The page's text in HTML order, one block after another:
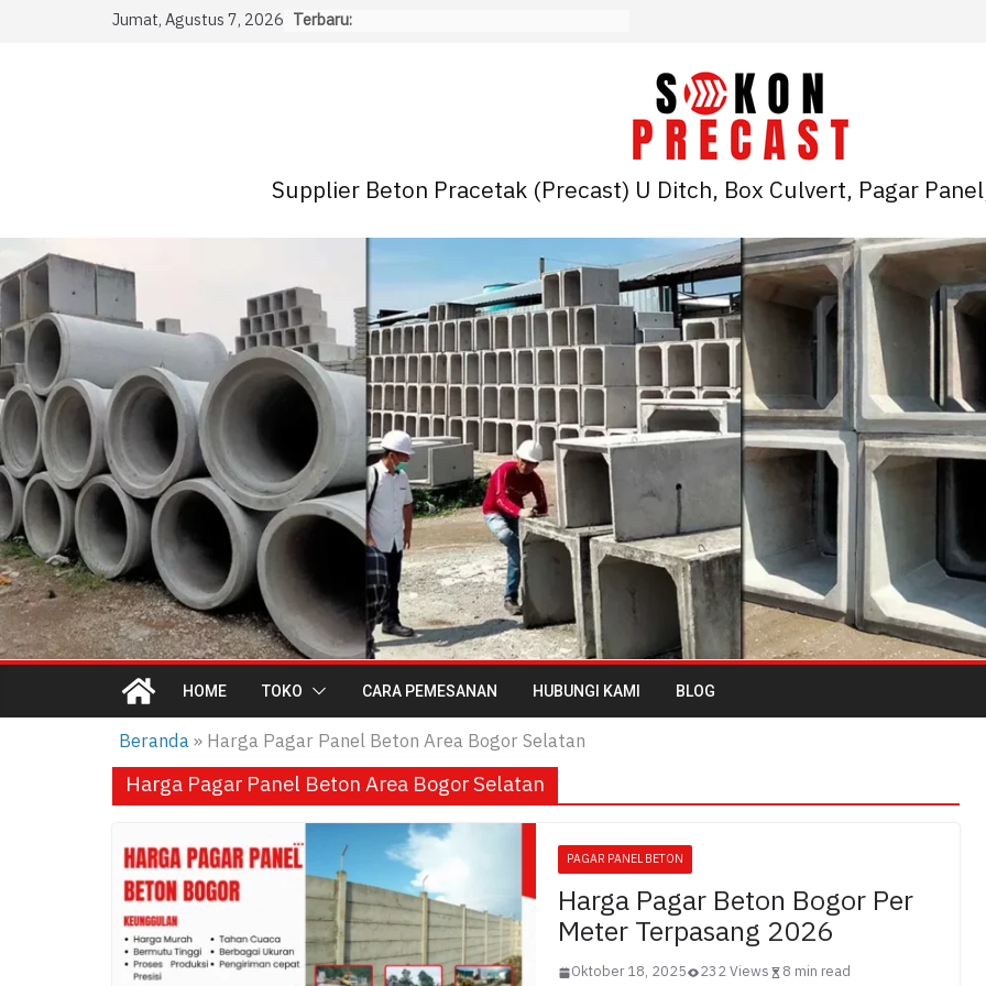
Jumat, Agustus 7, 2026 Terbaru:
Supplier Beton Pracetak (Precast) U Ditch, Box Culvert, Pagar
HOME TOKO CARA PEMESANAN HUBUNGI KAMI BLOG
Beranda» Harga Pagar Panel Beton Area Bogor Selatan
Harga Pagar Panel Beton Area Bogor Selatan
PAGAR PANEL BETON
Harga Pagar Beton Bogor Per
Meter Terpasang 2026
Oktober 18, 2025 232 Views 8 min read